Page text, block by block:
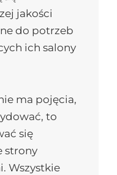
jakości
do potrzeb
ich salony
ma pojęcia,
to
się
strony
Wszystkie